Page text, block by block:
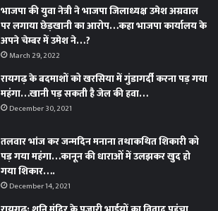
भाजपा की युवा नेत्री ने भाजपा जिलाध्यक्ष उमेश अग्रवाल
पर लगाया छेड़खानी का आरोप…कहा भाजपा कार्यालय के
अपने चेम्बर में उमेश ने…?
March 29, 2022
रायगढ़ के बदमाशों को खरसिया में गुंडागर्दी करना पड़ गया
महंगा…खानी पड़ सकती है जेल की हवा…
December 30, 2021
तलवार भांज कर जन्मदिन मनाना तथाकथित शिकारी को
पड़ गया महंगा…कानून की धाराओं में उलझकर खुद हो
गया शिकार….
December 14, 2021